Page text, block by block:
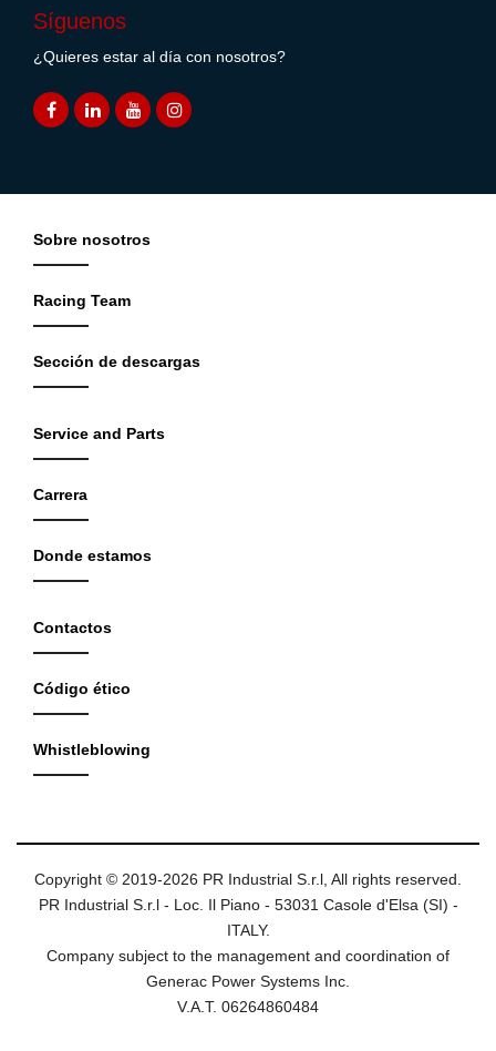
Síguenos
¿Quieres estar al día con nosotros?
Sobre nosotros
Racing Team
Sección de descargas
Service and Parts
Carrera
Donde estamos
Contactos
Código ético
Whistleblowing
Copyright © 2019-2026 PR Industrial S.r.l, All rights reserved.
PR Industrial S.r.l - Loc. Il Piano - 53031 Casole d'Elsa (SI) -
ITALY.
Company subject to the management and coordination of
Generac Power Systems Inc.
V.A.T. 06264860484